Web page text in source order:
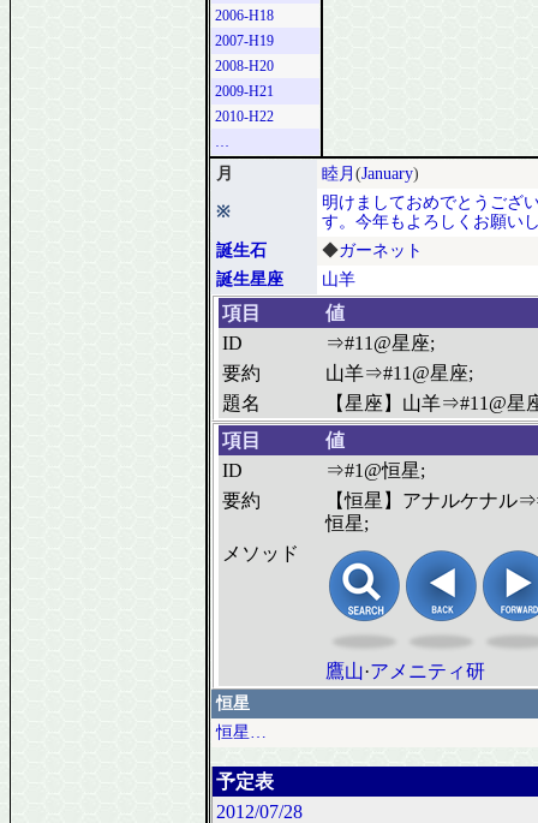
2006-H18
2007-H19
2008-H20
2009-H21
2010-H22
…
月 睦月 (January)
※
明けましておめでとうござ
す。今年もよろしくお願い
誕生石
◆ガーネット
誕生星座
山羊
項目
値
ID
⇒#11@星座;
要約
山羊⇒#11@星座;
題名
【星座】山羊⇒#11@星
項目
値
ID
⇒#1@恒星;
要約
【恒星】アナルケナル
恒星;
メソッド
鷹山·アメニティ研
恒星
恒星…
予定表
2012/07/28